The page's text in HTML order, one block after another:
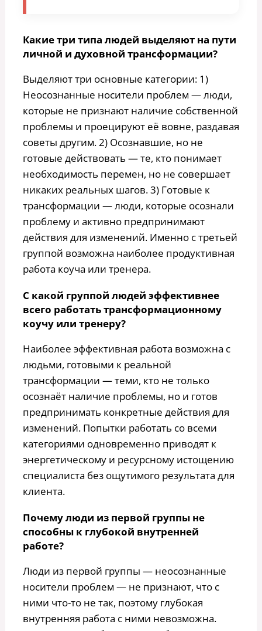
Какие три типа людей выделяют на пути
личной и духовной трансформации?
Выделяют три основные категории: 1)
Неосознанные носители проблем — люди,
которые не признают наличие собственной
проблемы и проецируют её вовне, раздавая
советы другим. 2) Осознавшие, но не
готовые действовать — те, кто понимает
необходимость перемен, но не совершает
никаких реальных шагов. 3) Готовые к
трансформации — люди, которые осознали
проблему и активно предпринимают
действия для изменений. Именно с третьей
группой возможна наиболее продуктивная
работа коуча или тренера.
С какой группой людей эффективнее
всего работать трансформационному
коучу или тренеру?
Наиболее эффективная работа возможна с
людьми, готовыми к реальной
трансформации — теми, кто не только
осознаёт наличие проблемы, но и готов
предпринимать конкретные действия для
изменений. Попытки работать со всеми
категориями одновременно приводят к
энергетическому и ресурсному истощению
специалиста без ощутимого результата для
клиента.
Почему люди из первой группы не
способны к глубокой внутренней
работе?
Люди из первой группы — неосознанные
носители проблем — не признают, что с
ними что-то не так, поэтому глубокая
внутренняя работа с ними невозможна.